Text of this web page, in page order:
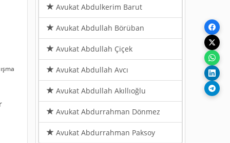
Avukat Abdulkerim Barut
Avukat Abdullah Börüban
Avukat Abdullah Çiçek
Avukat Abdullah Avcı
Avukat Abdullah Akıllıoğlu
Avukat Abdurrahman Dönmez
Avukat Abdurrahman Paksoy